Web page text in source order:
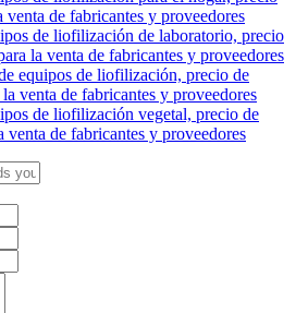
venta de fabricantes y proveedores
de liofilización de laboratorio, precio
la venta de fabricantes y proveedores
equipos de liofilización, precio de
venta de fabricantes y proveedores
de liofilización vegetal, precio de
venta de fabricantes y proveedores